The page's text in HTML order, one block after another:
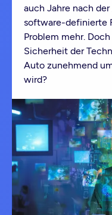
auch Jahre nach
software-definierte
Problem mehr.
Sicherheit der
Auto zunehmend
wird?